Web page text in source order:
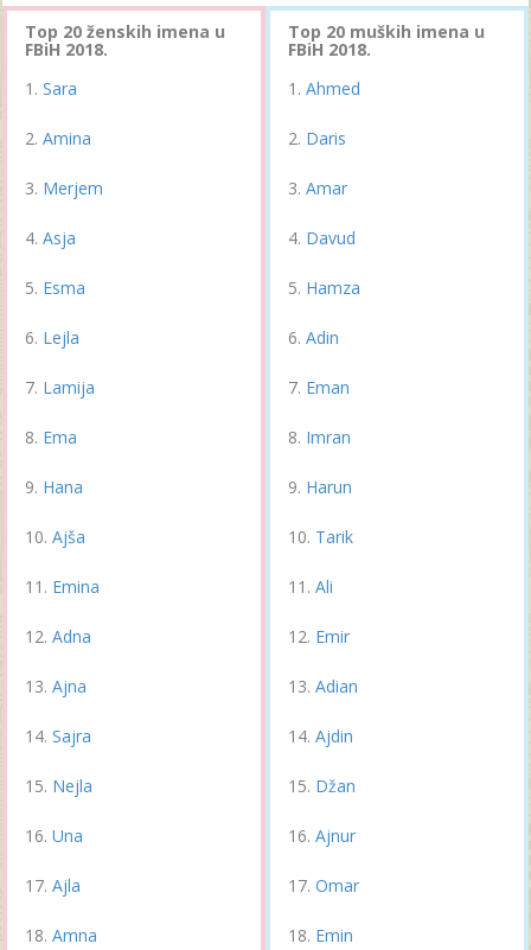
Top 20 ženskih imena u
FBiH 2018.
Sara
Amina
Merjem
Asja
Esma
Lejla
Lamija
Ema
Hana
Ajša
Emina
Adna
Ajna
Sajra
Nejla
Una
Ajla
Amna
Top 20 muških imena u
FBiH 2018.
Ahmed
Daris
Amar
Davud
Hamza
Adin
Eman
Imran
Harun
Tarik
Ali
Emir
Adian
Ajdin
Džan
Ajnur
Omar
Emin